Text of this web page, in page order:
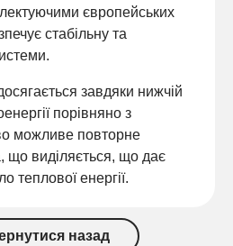
європейських
стабільну та
завдяки нижчій
порівняно з
можливе повторне
що виділяється, що дає
теплової енергії.
назад